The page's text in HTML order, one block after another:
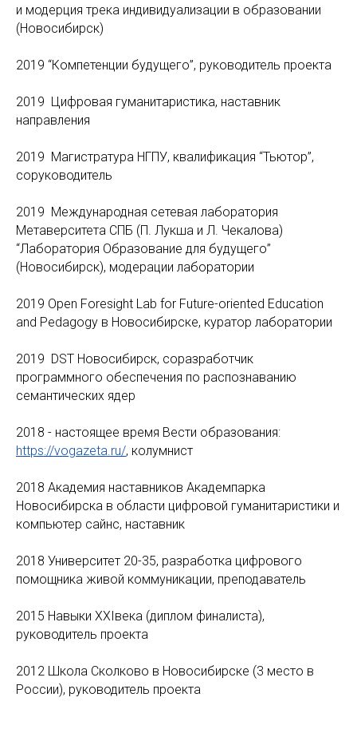
и модерция трека индивидуализации в образовании
(Новосибирск)
2019 “Компетенции будущего”, руководитель проекта
2019 Цифровая гуманитаристика, наставник
направления
2019 Магистратура НГПУ, квалификация “Тьютор”,
соруководитель
2019 Международная сетевая лаборатория
Метаверситета СПБ (П. Лукша и Л. Чекалова)
“Лаборатория Образование для будущего”
(Новосибирск), модерации лаборатории
2019 Open Foresight Lab for Future-oriented Education
and Pedagogy в Новосибирске, куратор лаборатории
2019 DST Новосибирск, соразработчик
программного обеспечения по распознаванию
семантических ядер
2018 - настоящее время Вести образования:
https://vogazeta.ru/, колумнист
2018 Академия наставников Академпарка
Новосибирска в области цифровой гуманитаристики и
компьютер сайнс, наставник
2018 Университет 20-35, разработка цифрового
помощника живой коммуникации, преподаватель
2015 Навыки XXIвека (диплом финалиста),
руководитель проекта
2012 Школа Сколково в Новосибирске (3 место в
России), руководитель проекта